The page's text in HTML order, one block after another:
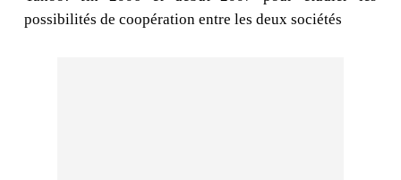
possibilités de coopération entre les deux sociétés